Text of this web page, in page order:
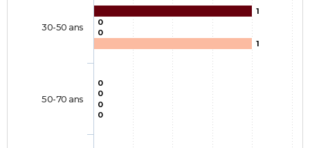
1
0
0
0
0
0
1
0
30-50 ans
50-70 ans